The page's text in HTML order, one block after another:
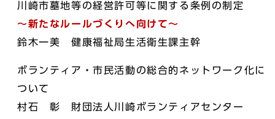
川崎市墓地等の経営許可等に関する条例の制定
～新たなルールづくりへ向けて～
鈴木一美 健康福祉局生活衛生課主幹
ボランティア・市民活動の総合的ネットワーク化に
ついて
村石 彰 財団法人川崎ボランティアセンター